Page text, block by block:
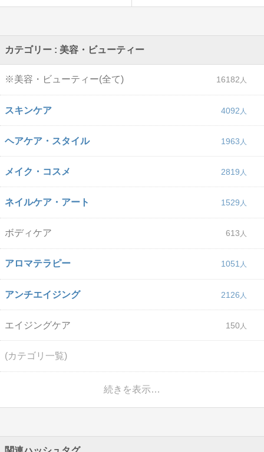
カテゴリー : 美容・ビューティー
※美容・ビューティー(全て) 16182
スキンケア 4092
ヘアケア・スタイル 1963
メイク・コスメ 2819
ネイルケア・アート 1529
ボディケア 613
アロマテラピー 1051
アンチエイジング 2126
エイジングケア 150
(カテゴリ一覧)
続きを表示…